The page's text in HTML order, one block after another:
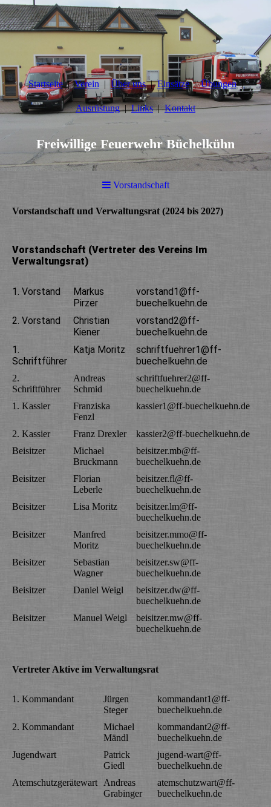
Startseite Verein Über uns Einsätze Übungen
Ausrüstung Links Kontakt
Freiwillige Feuerwehr Büchelkühn
Vorstandschaft
Vorstandschaft und Verwaltungsrat (2024 bis 2027)
Vorstandschaft (Vertreter des Vereins Im
Verwaltungsrat)
1. Vorstand
Markus
Pirzer
vorstand1@ff-
buechelkuehn.de
2. Vorstand
Christian
Kiener
vorstand2@ff-
buechelkuehn.de
1.
Schriftführer
Katja Moritz
schriftfuehrer1@ff-
buechelkuehn.de
2.
Schriftführer
Andreas
Schmid
schriftfuehrer2@ff-
buechelkuehn.de
1. Kassier
Franziska
Fenzl
kassier1@ff-buechelkuehn.de
2. Kassier Franz Drexler
kassier2@ff-buechelkuehn.de
Beisitzer
Michael
Bruckmann
beisitzer.mb@ff-
buechelkuehn.de
Beisitzer
Florian
Leberle
beisitzer.fl@ff-
buechelkuehn.de
Beisitzer
Lisa Moritz
beisitzer.lm@ff-
buechelkuehn.de
Beisitzer
Manfred
Moritz
beisitzer.mmo@ff-
buechelkuehn.de
Beisitzer
Sebastian
Wagner
beisitzer.sw@ff-
buechelkuehn.de
Beisitzer
Daniel Weigl
beisitzer.dw@ff-
buechelkuehn.de
Beisitzer
Manuel Weigl
beisitzer.mw@ff-
buechelkuehn.de
Vertreter Aktive im Verwaltungsrat
1. Kommandant
Jürgen
Steger
kommandant1@ff-
buechelkuehn.de
2. Kommandant
Michael
Mändl
kommandant2@ff-
buechelkuehn.de
Jugendwart
Patrick
Giedl
jugend-wart@ff-
buechelkuehn.de
Atemschutzgerätewart
Andreas
Grabinger
atemschutzwart@ff-
buechelkuehn.de